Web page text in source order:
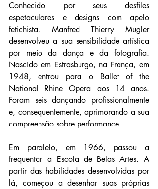
Conhecido por seus desfiles
espetaculares e designs com apelo
fetichista, Manfred Thierry Mugler
desenvolveu a sua sensibilidade artística
por meio da dança e da fotografia.
Nascido em Estrasburgo, na França, em
1948, entrou para o Ballet of the
National Rhine Opera aos 14 anos.
Foram seis dançando profissionalmente
e, consequentemente, aprimorando a sua
compreensão sobre performance.
Em paralelo, em 1966, passou a
frequentar a Escola de Belas Artes. A
partir das habilidades desenvolvidas por
lá, começou a desenhar suas próprias